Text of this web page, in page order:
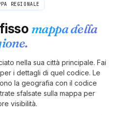
REGIONALE
mappa della
nella sua città principale. Fai
i dettagli di quel codice. Le
la geografia con il codice
sfalsate sulla mappa per
visibilità.